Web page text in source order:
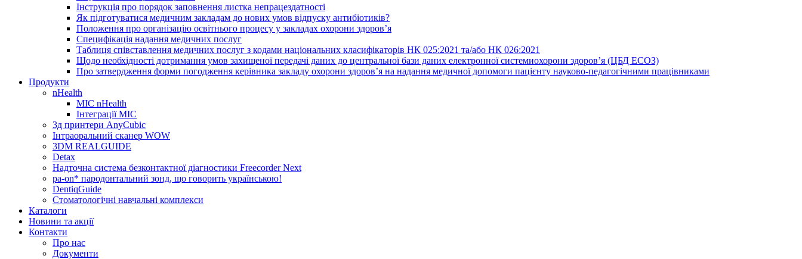
Інструкція про порядок заповнення листка непрацездатності
Як підготуватися медичним закладам до нових умов відпуску антибіотиків?
Положення про організацію освітнього процесу у закладах охорони здоров’я
Специфікація надання медичних послуг
Таблиця співставлення медичних послуг з кодами національних класифікаторів НК 025:2021 та/або НК 026:2021
Щодо необхідності дотримання умов захищеної передачі даних до центральної бази даних електронної системиохорони здоров’я (ЦБД ЕСОЗ)
Про затвердження форми погодження керівника закладу охорони здоров’я на надання медичної допомоги пацієнту науково-педагогічними працівниками
Продукти
nHealth
МІС nHealth
Інтеграції МІС
3д принтери AnyCubic
Інтраоральний сканер WOW
3DM REALGUIDE
Detax
Надточна система безконтактної діагностики Freecorder Next
pa-on* пародонтальний зонд, що говорить українською!
DentiqGuide
Стоматологічні навчальні комплекси
Каталоги
Новини та акції
Контакти
Про нас
Документи